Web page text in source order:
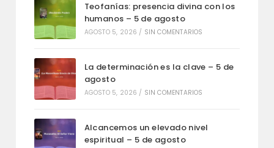
Teofanías: presencia divina con los
humanos – 5 de agosto
AGOSTO 5, 2026 / SIN COMENTARIOS
La determinación es la clave – 5 de
agosto
AGOSTO 5, 2026 / SIN COMENTARIOS
Alcancemos un elevado nivel
espiritual – 5 de agosto